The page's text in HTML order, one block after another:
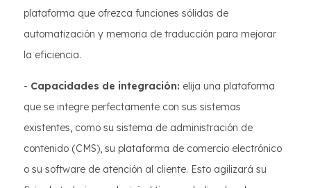
plataforma que ofrezca funciones sólidas de
automatización y memoria de traducción para mejorar
la eficiencia.
- Capacidades de integración: elija una plataforma
que se integre perfectamente con sus sistemas
existentes, como su sistema de administración de
contenido (CMS), su plataforma de comercio electrónico
o su software de atención al cliente. Esto agilizará su